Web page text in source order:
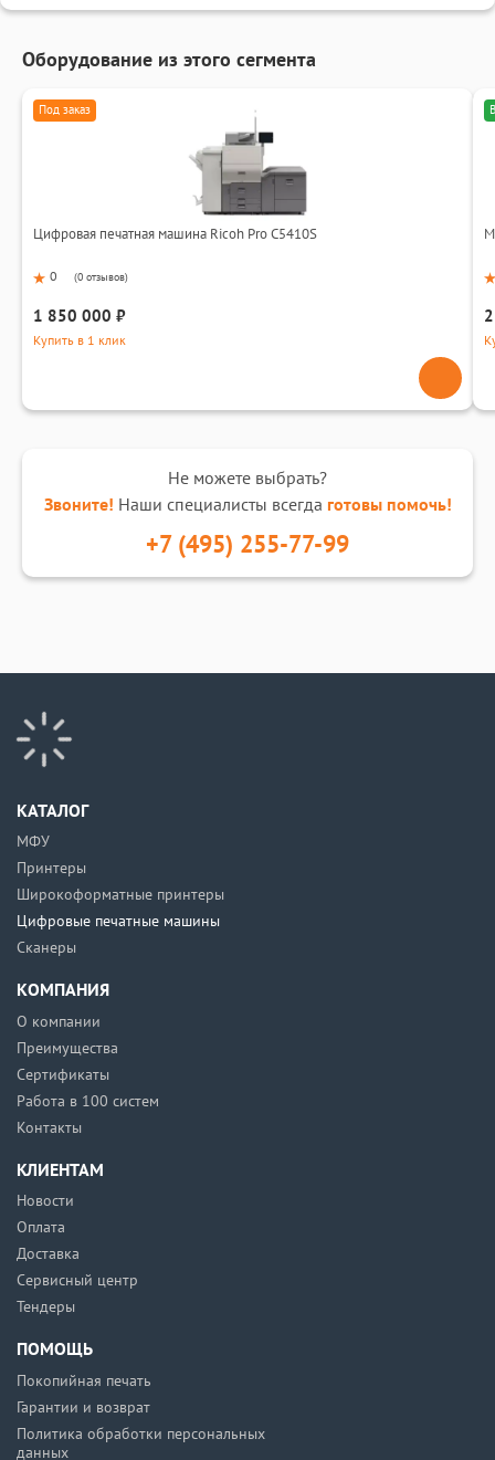
Оборудование из этого сегмента
Под заказ
Цифровая печатная машина Ricoh Pro C5410S
0 (0 отзывов)
1 850 000 ₽
Купить в 1 клик
Не можете выбрать?
Звоните! Наши специалисты всегда готовы помочь!
+7 (495) 255-77-99
КАТАЛОГ
МФУ
Принтеры
Широкоформатные принтеры
Цифровые печатные машины
Сканеры
КОМПАНИЯ
О компании
Преимущества
Сертификаты
Работа в 100 систем
Контакты
КЛИЕНТАМ
Новости
Оплата
Доставка
Сервисный центр
Тендеры
ПОМОЩЬ
Покопийная печать
Гарантии и возврат
Политика обработки персональных
данных